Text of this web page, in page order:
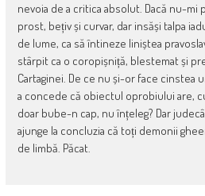
nevoia de a critica absolut. Dacă nu-mi
prost, bețiv și curvar, dar insăși talpa
de lume, ca să întineze liniștea
stârpit ca o coropișniță, blestemat și
Cartaginei. De ce nu și-or face cinstea
a concede că obiectul oprobiului are,
doar bube-n cap, nu înțeleg? Dar
ajunge la concluzia că toți demonii
de limbă. Păcat.